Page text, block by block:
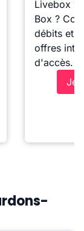
Livebox ?
Box ?
débits et
offres
d'accès.
Je